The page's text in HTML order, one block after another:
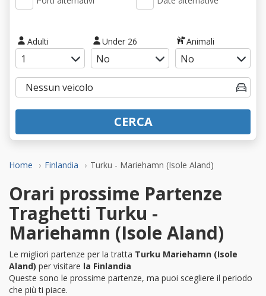
Home Finlandia Turku - Mariehamn (Isole Aland)
Adulti Under 26 Animali
CERCA
Orari prossime Partenze
Traghetti Turku -
Mariehamn (Isole Aland)
Le migliori partenze per la tratta Turku Mariehamn (Isole
Aland) per visitare la Finlandia
Queste sono le prossime partenze, ma puoi scegliere il periodo
che più ti piace.